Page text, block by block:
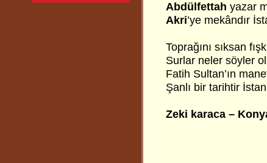
Abdülfettah yazar
Akri’ye mekândır
Toprağını sıksan
Surlar neler söyler
Fatih Sultan’ın
Şanlı bir tarihtir
Zeki karaca –